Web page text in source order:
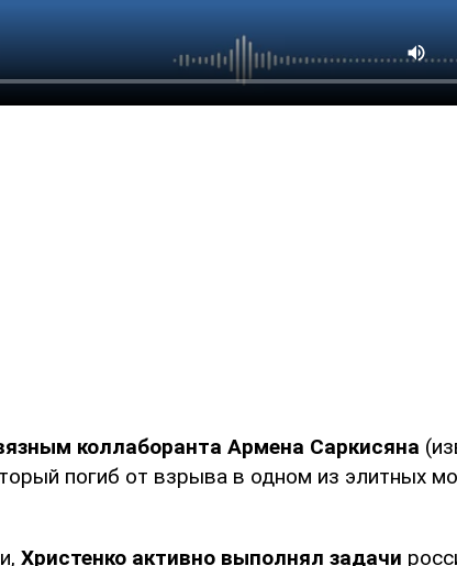
коллаборанта Армена Саркисяна
погиб от взрыва в одном из элитных
Христенко активно выполнял задачи